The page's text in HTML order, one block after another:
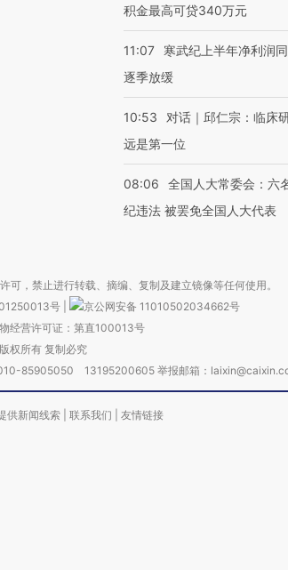
积金最高可贷340万元
11:07
寒武纪上半年净利润
逐季放缓
10:53
对话｜邱仁宗：临床
远是第一位
08:06
全国人大常委会：六
纪违法 被罢免全国人大代表
，禁止进行转载、摘编、复制及建立镜像等任何使用。
号
京公网安备 11010502034662号
经营许可证：第直100013号
权所有 复制必究
010-85905050 13195200605 举报邮箱：
供新闻线索 联系我们 友情链接